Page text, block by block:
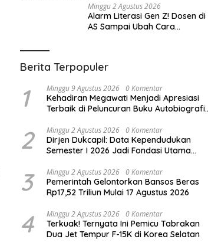
Minggu 2 Agustus 2026
Alarm Literasi Gen Z! Dosen di
AS Sampai Ubah Cara
Berita Terpopuler
1 Minggu 9 Agustus 2026 0 Komentar
Kehadiran Megawati Menjadi Apresiasi
Terbaik di Peluncuran Buku Autobiografi
2 Minggu 2 Agustus 2026 0 Komentar
Dirjen Dukcapil: Data Kependudukan
Semester I 2026 Jadi Fondasi Utama
3 Minggu 2 Agustus 2026 0 Komentar
Pemerintah Gelontorkan Bansos Beras
Rp17,52 Triliun Mulai 17 Agustus 2026
4 Minggu 2 Agustus 2026 0 Komentar
Terkuak! Ternyata Ini Pemicu Tabrakan
Dua Jet Tempur F-15K di Korea Selatan